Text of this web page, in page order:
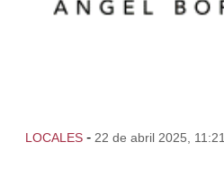
LOCALES - 22 de abril 2025, 11:21